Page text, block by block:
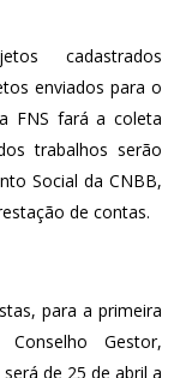
cadastrados
enviados para o
FNS fará a coleta
trabalhos serão
Social da CNBB,
de contas.
para a primeira
Gestor,
de 25 de abril a